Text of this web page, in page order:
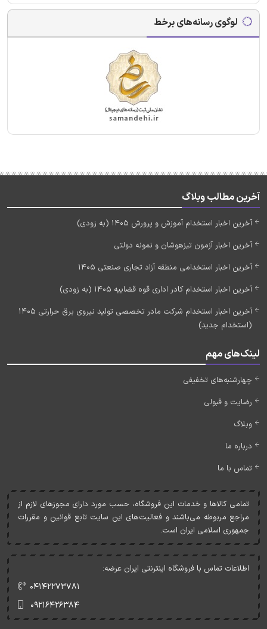
لوگوی رسانه‌های برخط
آخرین مطالب وبلاگ
آخرین اخبار استخدام آموزش و پرورش 1405 (به زودی)
آخرین اخبار آزمون تیزهوشان و نمونه دولتی
آخرین اخبار استخدامی منطقه آزاد تجاری صنعتی 1405
آخرین اخبار استخدام کادر اداری قوه قضاییه 1405 (به زودی)
آخرین اخبار استخدام شرکت مادر تخصصی تولید نیروی برق حرارتی 1405
(استخدام جدید)
لینک‌های مهم
چهارشنبه‌های تخفیفی
رضایت و قبولی
وبلاگ
درباره ما
تماس با ما
تمامی کالاها و خدمات اين فروشگاه، حسب مورد دارای مجوزهای لازم از
مراجع مربوطه می‌باشند و فعاليت‌های اين سايت تابع قوانين و مقررات
جمهوری اسلامی ايران است.
اطلاعات تماس با فروشگاه اینترنتی ایران عرضه:
۰۴۱۴۲۲۷۳۷۸۱
۰۹۲۱۶۴۲۶۳۸۴